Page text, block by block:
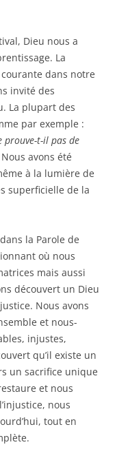
Dieu nous a
La
dans notre
invité des
La plupart des
par exemple :
prouve-t-il pas de
avons été
à la lumière de
superficielle de la
la Parole de
où nous
mais aussi
découvert un Dieu
Nous avons
et nous-
injustes,
qu’il existe un
un sacrifice unique
et nous
nous
tout en